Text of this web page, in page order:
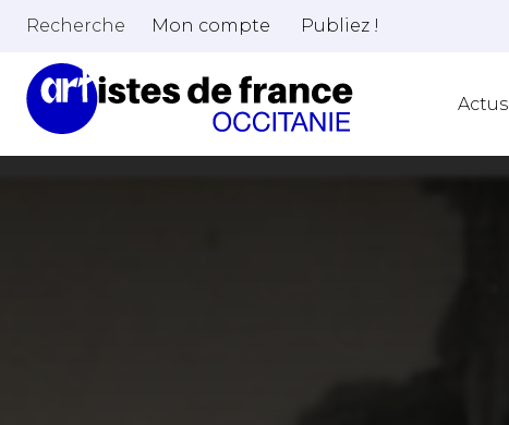
Recherche Mon compte Publiez !
Actus